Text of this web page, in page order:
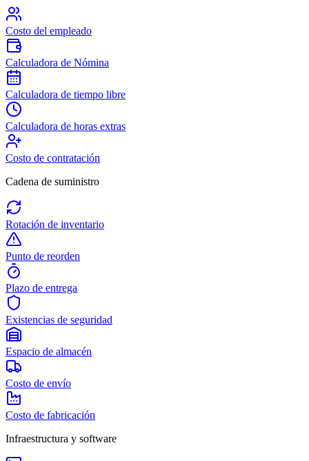
Costo del empleado
Calculadora de Nómina
Calculadora de tiempo libre
Calculadora de horas extras
Costo de contratación
Cadena de suministro
Rotación de inventario
Punto de reorden
Plazo de entrega
Existencias de seguridad
Espacio de almacén
Costo de envío
Costo de fabricación
Infraestructura y software